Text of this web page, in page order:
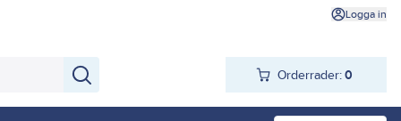
Logga in
Orderrader: 0